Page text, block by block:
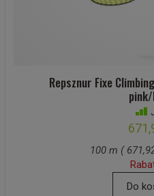
Repsznur Fixe
100 m (
Do